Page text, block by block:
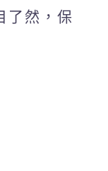
了然，保